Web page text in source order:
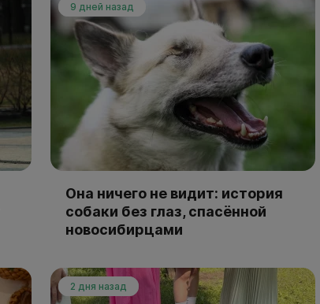
9 дней назад
Она ничего не видит: история
собаки без глаз, спасённой
новосибирцами
2 дня назад